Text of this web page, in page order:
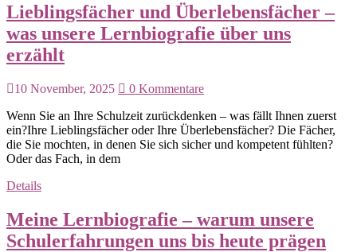
Lieblingsfächer und Überlebensfächer –
was unsere Lernbiografie über uns
erzählt
10 November, 2025
0 Kommentare
Wenn Sie an Ihre Schulzeit zurückdenken – was fällt Ihnen zuerst
ein?Ihre Lieblingsfächer oder Ihre Überlebensfächer? Die Fächer,
die Sie mochten, in denen Sie sich sicher und kompetent fühlten?
Oder das Fach, in dem
Details
Meine Lernbiografie – warum unsere
Schulerfahrungen uns bis heute prägen